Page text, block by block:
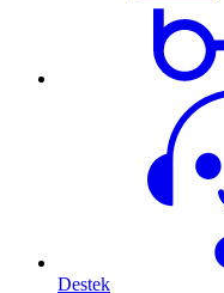
Destek